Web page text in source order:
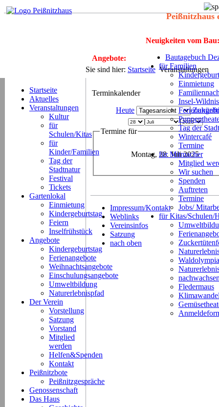
Peißnitzhaus
Neuigkeiten vom Bau:
Bautagebuch
für Familien
Einmietung
Insel-
Tag der
Wintercafé
Termine
für Mitmacher
Mitglied
Wir suchen
Spenden
Auftreten
Termine
Jobs/
für Kitas/Schulen/
Fledermaus
Angebote:
Sie sind hier: Startseite Veranstaltungen
Startseite
Aktuelles
Veranstaltungen
Kultur
für
Schulen/Kitas
für
Kinder/Familien
Tag der
Stadtnatur
Festival
Tickets
Gartenlokal
Einmietung
Kindergeburtstag
Feiern
Inselfrühstück
Angebote
Kindergeburtstag
Ferienangebote
Weihnachtsangebote
Einschulungsangebote
Umweltbildung
Naturerlebnispfad
Der Verein
Vorstellung
Satzung
Vorstand
Mitglied
werden
Helfen&Spenden
Kontakt
Peißnitzbote
Peißnitzgespräche
Genossenschaft
Das Haus
Terminkalender
Heute
Termine für
Montag, 28. Juli 2025
Impressum/Kontakt
Weblinks
Vereinsinfos
Satzung
nach oben